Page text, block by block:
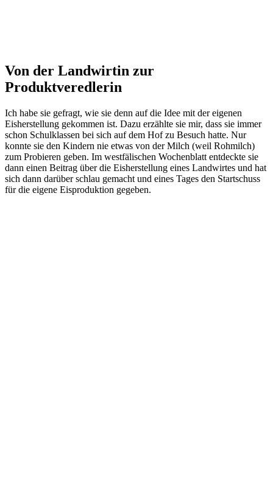
Von der Landwirtin zur
Produktveredlerin
Ich habe sie gefragt, wie sie denn auf die Idee mit der eigenen
Eisherstellung gekommen ist. Dazu erzählte sie mir, dass sie immer
schon Schulklassen bei sich auf dem Hof zu Besuch hatte. Nur
konnte sie den Kindern nie etwas von der Milch (weil Rohmilch)
zum Probieren geben. Im westfälischen Wochenblatt entdeckte sie
dann einen Beitrag über die Eisherstellung eines Landwirtes und hat
sich dann darüber schlau gemacht und eines Tages den Startschuss
für die eigene Eisproduktion gegeben.